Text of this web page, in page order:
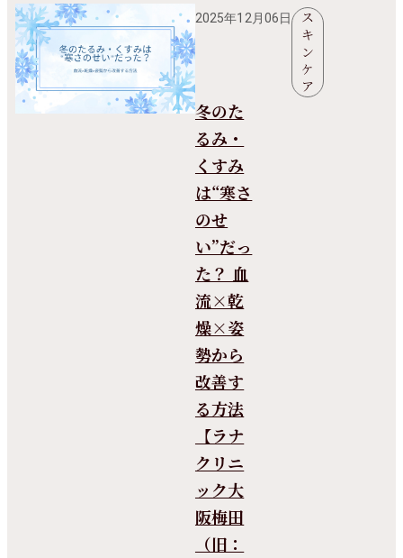
2025年12月06日
ス
キ
ン
ケ
ア
冬のた
るみ・
くすみ
は“寒さ
のせ
い”だっ
た？ 血
流×乾
燥×姿
勢から
改善す
る方法
【ラナ
クリニ
ック大
阪梅田
（旧：